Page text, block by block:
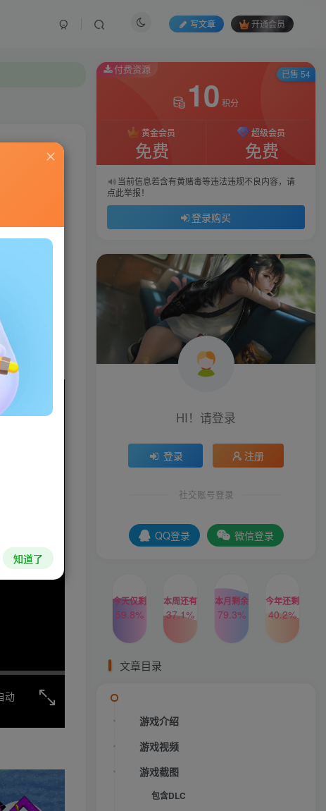
写文章 开通会员
动
付费资源
10 积分
黄金会员
免费
超级会员
免费
当前信息若含有黄赌毒等违法违规不良内容，请
点此举报！
登录购买
已售 54
HI！请登录
登录 注册
社交账号登录
QQ登录 微信登录
今天仅剩
59.8%
本周还有
37.1%
本月剩余
79.3%
今年还剩
40.2%
文章目录
游戏介绍
游戏视频
游戏截图
包含DLC
知道了